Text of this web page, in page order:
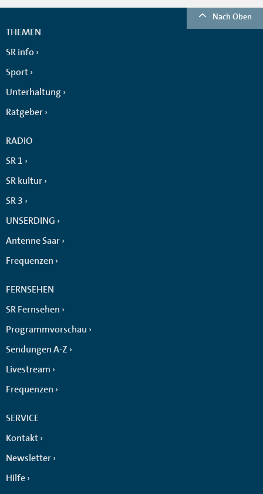
Nach Oben
THEMEN
SR info
Sport
Unterhaltung
Ratgeber
RADIO
SR 1
SR kultur
SR 3
UNSERDING
Antenne Saar
Frequenzen
FERNSEHEN
SR Fernsehen
Programmvorschau
Sendungen A-Z
Livestream
Frequenzen
SERVICE
Kontakt
Newsletter
Hilfe